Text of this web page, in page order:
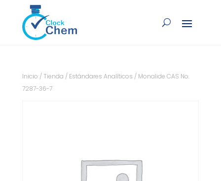
Inicio / Tienda / Estándares Analíticos / Monalide CAS No.
7287-36-7